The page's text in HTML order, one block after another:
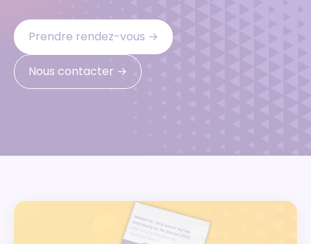
Prendre rendez-vous ‭→
Nous contacter ‭→